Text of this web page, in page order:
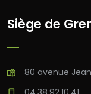
Siège de
80 avenue Jean